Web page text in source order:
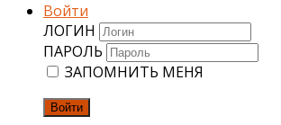
Войти
ЛОГИН
ПАРОЛЬ
ЗАПОМНИТЬ МЕНЯ
Войти